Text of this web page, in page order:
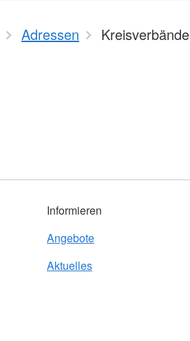
Adressen Kreisverbände
Informieren
Angebote
Aktuelles